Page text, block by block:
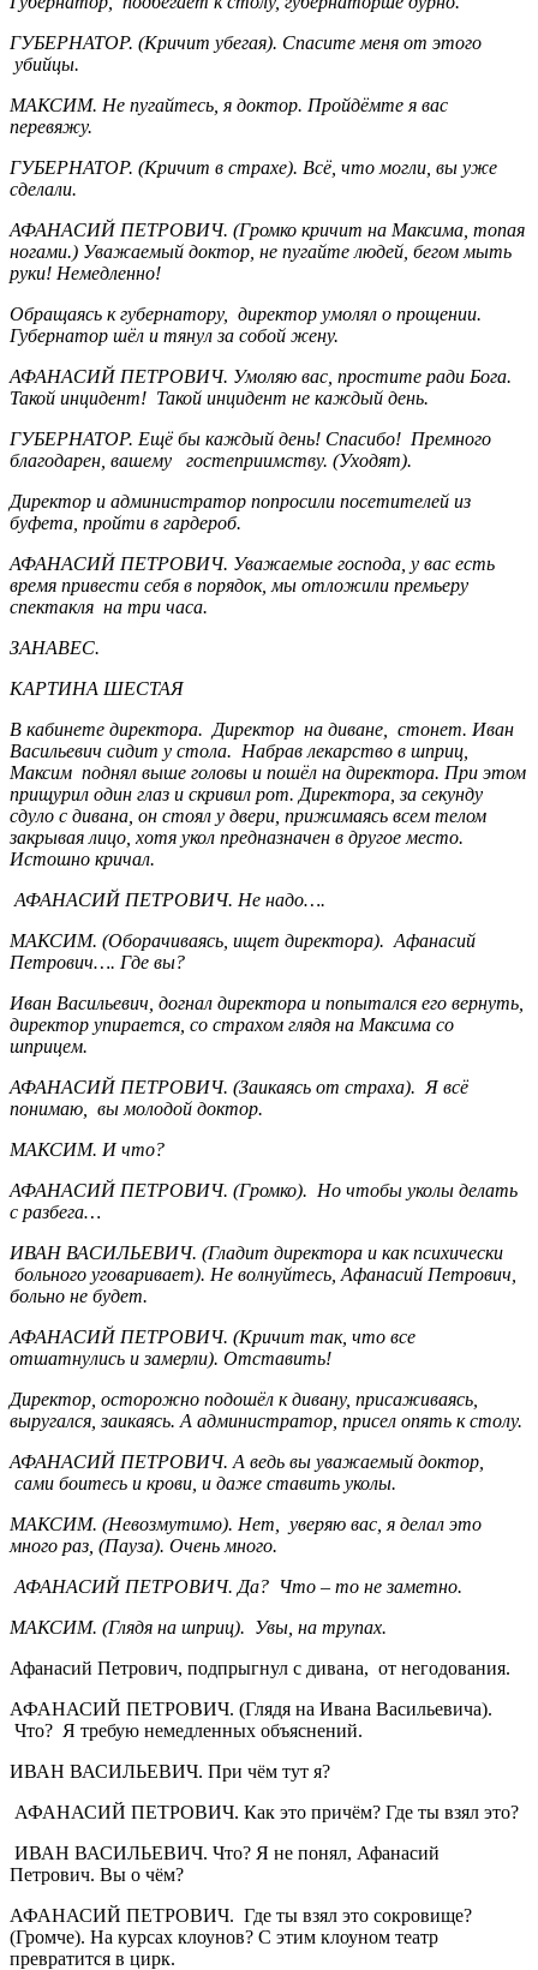
ГУБЕРНАТОР. (Кричит убегая). Спасите меня от этого
убийцы.
МАКСИМ. Не пугайтесь, я доктор. Пройдёмте я вас
перевяжу.
ГУБЕРНАТОР. (Кричит в страхе). Всё, что могли, вы уже
сделали.
АФАНАСИЙ ПЕТРОВИЧ. (Громко кричит на Максима, топая
ногами.) Уважаемый доктор, не пугайте людей, бегом мыть
руки! Немедленно!
Обращаясь к губернатору, директор умолял о прощении.
Губернатор шёл и тянул за собой жену.
АФАНАСИЙ ПЕТРОВИЧ. Умоляю вас, простите ради Бога.
Такой инцидент! Такой инцидент не каждый день.
ГУБЕРНАТОР. Ещё бы каждый день! Спасибо! Премного
благодарен, вашему гостеприимству. (Уходят).
Директор и администратор попросили посетителей из
буфета, пройти в гардероб.
АФАНАСИЙ ПЕТРОВИЧ. Уважаемые господа, у вас есть
время привести себя в порядок, мы отложили премьеру
спектакля на три часа.
ЗАНАВЕС.
КАРТИНА ШЕСТАЯ
В кабинете директора. Директор на диване, стонет. Иван
Васильевич сидит у стола. Набрав лекарство в шприц,
Максим поднял выше головы и пошёл на директора. При этом
прищурил один глаз и скривил рот. Директора, за секунду
сдуло с дивана, он стоял у двери, прижимаясь всем телом
закрывая лицо, хотя укол предназначен в другое место.
Истошно кричал.
АФАНАСИЙ ПЕТРОВИЧ. Не надо….
МАКСИМ. (Оборачиваясь, ищет директора). Афанасий
Петрович…. Где вы?
Иван Васильевич, догнал директора и попытался его вернуть,
директор упирается, со страхом глядя на Максима со
шприцем.
АФАНАСИЙ ПЕТРОВИЧ. (Заикаясь от страха). Я всё
понимаю, вы молодой доктор.
МАКСИМ. И что?
АФАНАСИЙ ПЕТРОВИЧ. (Громко). Но чтобы уколы делать
с разбега…
ИВАН ВАСИЛЬЕВИЧ. (Гладит директора и как психически
больного уговаривает). Не волнуйтесь, Афанасий Петрович,
больно не будет.
АФАНАСИЙ ПЕТРОВИЧ. (Кричит так, что все
отшатнулись и замерли). Отставить!
Директор, осторожно подошёл к дивану, присаживаясь,
выругался, заикаясь. А администратор, присел опять к столу.
АФАНАСИЙ ПЕТРОВИЧ. А ведь вы уважаемый доктор,
сами боитесь и крови, и даже ставить уколы.
МАКСИМ. (Невозмутимо). Нет, уверяю вас, я делал это
много раз, (Пауза). Очень много.
АФАНАСИЙ ПЕТРОВИЧ. Да? Что – то не заметно.
МАКСИМ. (Глядя на шприц). Увы, на трупах.
Афанасий Петрович, подпрыгнул с дивана, от негодования.
АФАНАСИЙ ПЕТРОВИЧ. (Глядя на Ивана Васильевича).
Что? Я требую немедленных объяснений.
ИВАН ВАСИЛЬЕВИЧ. При чём тут я?
АФАНАСИЙ ПЕТРОВИЧ. Как это причём? Где ты взял это?
ИВАН ВАСИЛЬЕВИЧ. Что? Я не понял, Афанасий
Петрович. Вы о чём?
АФАНАСИЙ ПЕТРОВИЧ. Где ты взял это сокровище?
(Громче). На курсах клоунов? С этим клоуном театр
превратится в цирк.